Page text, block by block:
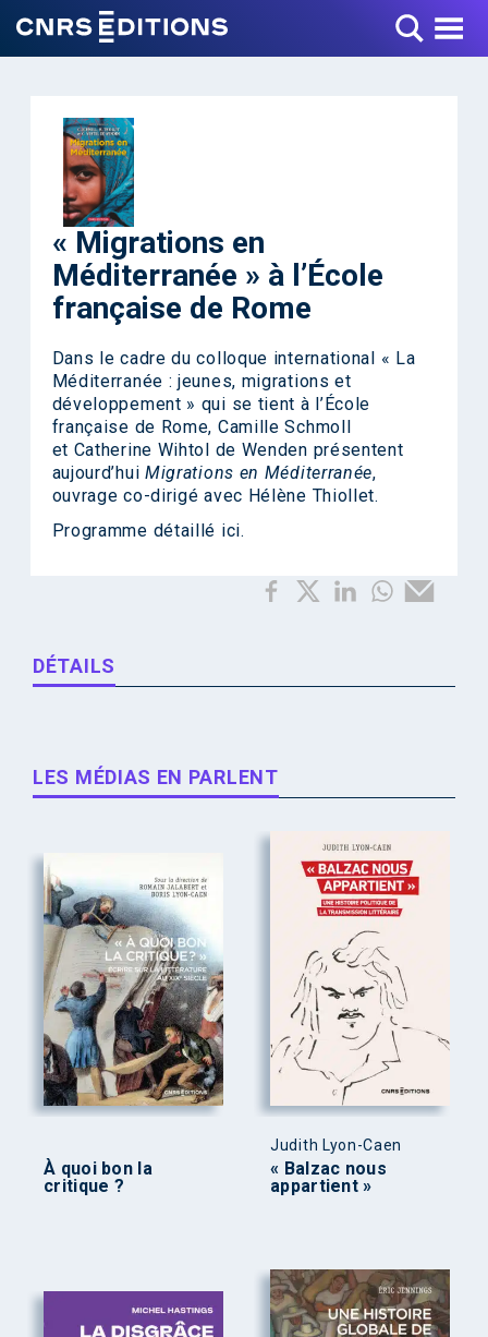
Toggle Menu
« Migrations en
Méditerranée » à l’École
française de Rome
Dans le cadre du colloque international « La
Méditerranée : jeunes, migrations et
développement » qui se tient à l’École
française de Rome, Camille Schmoll
et Catherine Wihtol de Wenden présentent
aujourd’hui Migrations en Méditerranée,
ouvrage co-dirigé avec Hélène Thiollet.
Programme détaillé ici.
DÉTAILS
LES MÉDIAS EN PARLENT
À quoi bon la
critique ?
Judith Lyon-Caen
« Balzac nous
appartient »